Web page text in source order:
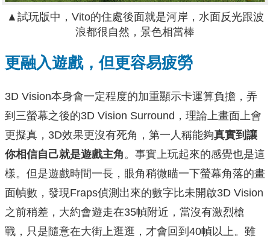
▲試玩版中，Vito的住處後面就是河岸，水面反光跟波
浪都很自然，景色相當棒
更融入遊戲，但更容易疲勞
3D Vision本身會一定程度的加重顯示卡運算負擔，弄
到三螢幕之後的3D Vision Surround，理論上畫面上會
更擬真，3D效果更沒有死角，第一人稱能夠真實到讓
你相信自己就是遊戲主角 。事實上玩起來的感覺也是這
樣。但是遊戲時間一長，眼角稍微瞄一下螢幕角落的畫
面幀數，發現Fraps偵測出來的數字比未開啟3D Vision
之前稍差，大約會遊走在35幀附近，當沒有激烈槍
戰，只是隨意在大街上逛逛，才會回到40幀以上。雖